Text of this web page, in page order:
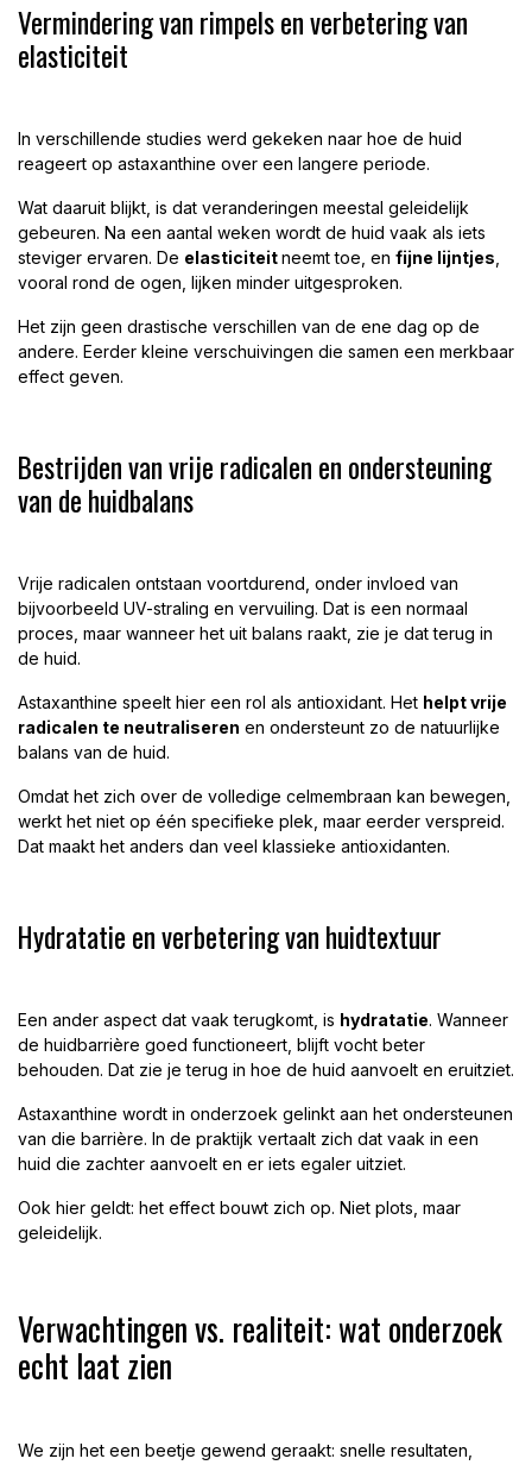
Vermindering van rimpels en verbetering van
elasticiteit
In verschillende studies werd gekeken naar hoe de huid
reageert op astaxanthine over een langere periode.
Wat daaruit blijkt, is dat veranderingen meestal geleidelijk
gebeuren. Na een aantal weken wordt de huid vaak als iets
steviger ervaren. De elasticiteitneemt toe, en fijne lijntjes
vooral rond de ogen, lijken minder uitgesproken.
Het zijn geen drastische verschillen van de ene dag op de
andere. Eerder kleine verschuivingen die samen een merkbaar
effect geven.
Bestrijden van vrije radicalen en ondersteuning
van de huidbalans
Vrije radicalen ontstaan voortdurend, onder invloed van
bijvoorbeeld UV-straling en vervuiling. Dat is een normaal
proces, maar wanneer het uit balans raakt, zie je dat terug in
de huid.
Astaxanthine speelt hier een rol als antioxidant. Het helpt vrije
radicalen te neutraliseren en ondersteunt zo de natuurlijke
balans van de huid.
Omdat het zich over de volledige celmembraan kan bewegen,
werkt het niet op één specifieke plek, maar eerder verspreid.
Dat maakt het anders dan veel klassieke antioxidanten.
Hydratatie en verbetering van huidtextuur
Een ander aspect dat vaak terugkomt, is hydratatie. Wanneer
de huidbarrière goed functioneert, blijft vocht beter
behouden. Dat zie je terug in hoe de huid aanvoelt en eruitziet.
Astaxanthine wordt in onderzoek gelinkt aan het ondersteunen
van die barrière. In de praktijk vertaalt zich dat vaak in een
huid die zachter aanvoelt en er iets egaler uitziet.
Ook hier geldt: het effect bouwt zich op. Niet plots, maar
geleidelijk.
Verwachtingen vs. realiteit: wat onderzoek
echt laat zien
We zijn het een beetje gewend geraakt: snelle resultaten,